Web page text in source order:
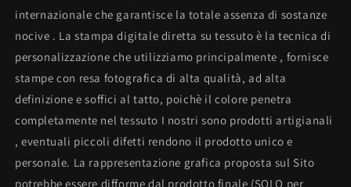
internazionale che garantisce la totale assenza di sostanze
nocive . La stampa digitale diretta su tessuto è la tecnica di
personalizzazione che utilizziamo principalmente , fornisce
stampe con resa fotografica di alta qualità, ad alta
definizione e soffici al tatto, poichè il colore penetra
completamente nel tessuto I nostri sono prodotti artigianali
, eventuali piccoli difetti rendono il prodotto unico e
personale. La rappresentazione grafica proposta sul Sito
potrebbe essere difforme dal prodotto finale (SOLO per